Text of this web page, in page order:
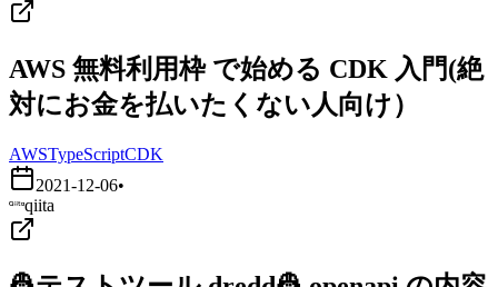
AWS 無料利用枠 で始める CDK 入門(絶
対にお金を払いたくない人向け）
AWSTypeScriptCDK
2021-12-06•
qiita